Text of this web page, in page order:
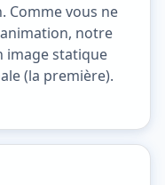
Comme vous ne
notre
image statique
(la première).